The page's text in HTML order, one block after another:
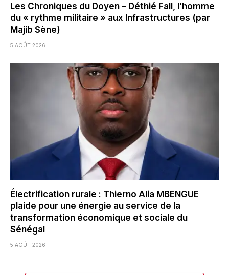
Les Chroniques du Doyen – Déthié Fall, l’homme
du « rythme militaire » aux Infrastructures (par
Majib Sène)
5 AOÛT 2026
Électrification rurale : Thierno Alia MBENGUE
plaide pour une énergie au service de la
transformation économique et sociale du
Sénégal
5 AOÛT 2026